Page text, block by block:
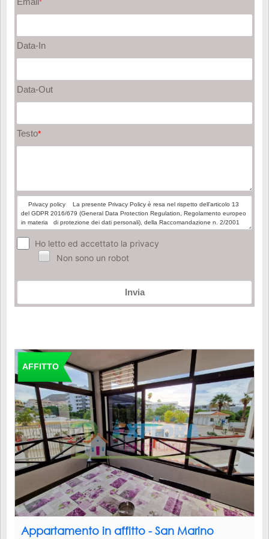
*
Data-In
Data-Out
Testo*
Ho letto ed accettato la privacy
Non sono un robot
Invia
AFFITTO
Appartamento in affitto - San Marino